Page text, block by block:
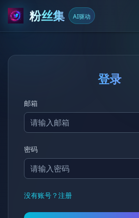
粉丝集 AI驱动
登录
邮箱
密码
没有账号？注册